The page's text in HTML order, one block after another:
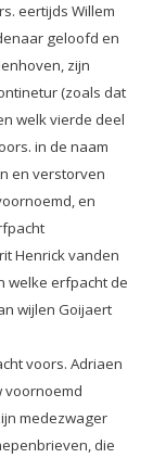
eertijds Willem
geloofd en
zijn
(zoals dat
welk vierde deel
in de naam
en verstorven
en
Henrick vanden
welke erfpacht de
wijlen Goijaert
voors. Adriaen
voornoemd
medezwager
die